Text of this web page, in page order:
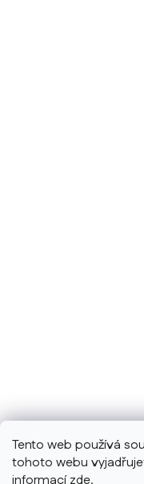
Tento web používá
tohoto webu